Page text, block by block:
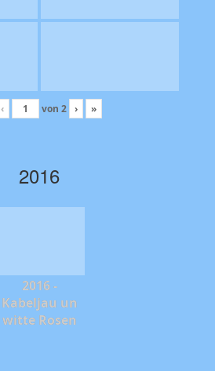
‹ von 2 › »
2016
2016 -
Kabeljau un
witte Rosen